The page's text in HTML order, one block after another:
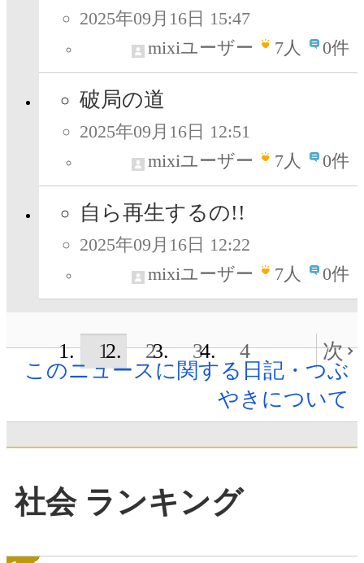
2025年09月16日 15:47
mixiユーザー
7人 0件
破局の道
2025年09月16日 12:51
mixiユーザー
7人 0件
自ら再生するの!!
2025年09月16日 12:22
mixiユーザー
7人 0件
1 2 3 4
次
このニュースに関する日記・つぶ
やきについて
社会 ランキング